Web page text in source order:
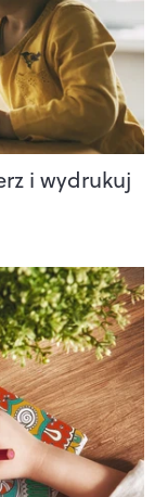
i wydrukuj